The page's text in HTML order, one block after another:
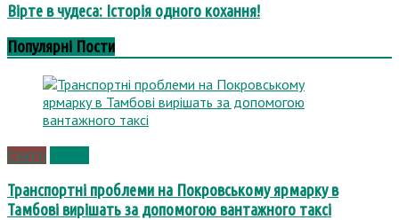
Вірте в чудеса: Історія одного кохання!
Популярні Пости
Статті
Транспортні проблеми на Покровському ярмарку в
Тамбові вирішать за допомогою вантажного таксі